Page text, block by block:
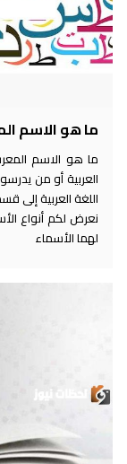
ما هو الاسم
ما هو الاسم
العربية أو من
اللغة العربية
نعرض لكم أنواع
لهما الأسماء